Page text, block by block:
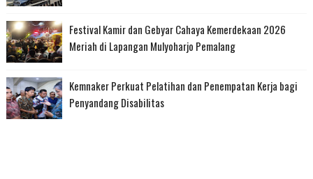
Festival Kamir dan Gebyar Cahaya Kemerdekaan 2026
Meriah di Lapangan Mulyoharjo Pemalang
Kemnaker Perkuat Pelatihan dan Penempatan Kerja bagi
Penyandang Disabilitas